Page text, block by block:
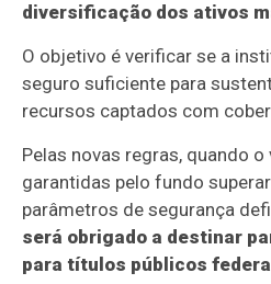
diversificação dos ativos
O objetivo é verificar se a
seguro suficiente para
recursos captados com
Pelas novas regras, quando
garantidas pelo fundo
parâmetros de segurança
será obrigado a destinar
para títulos públicos